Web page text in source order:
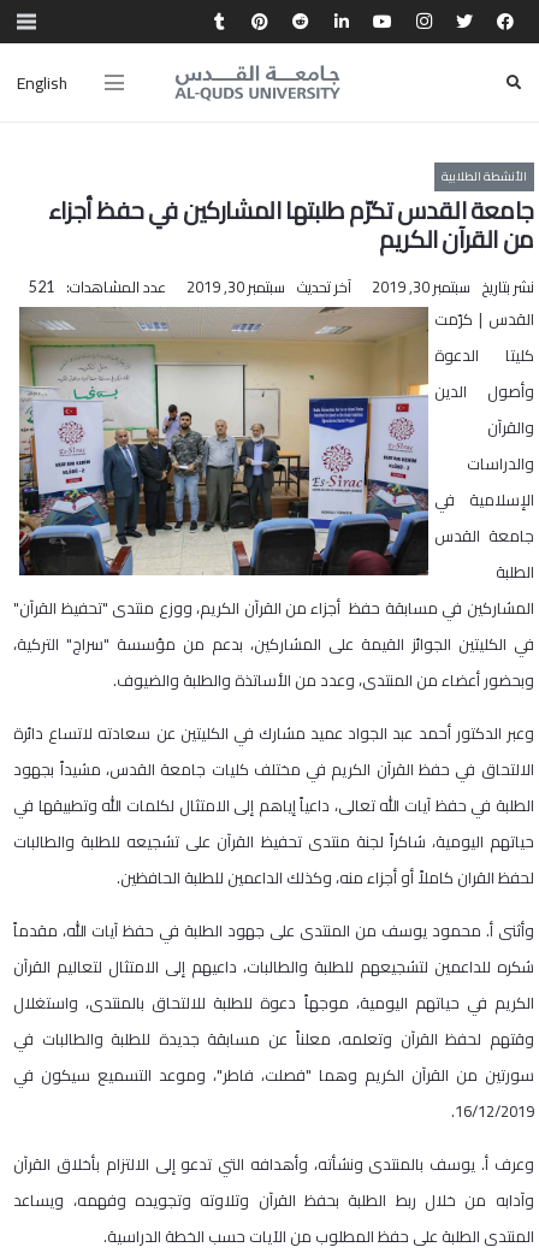
English
الأنشطة الطلابية
جامعة القدس تكرّم طلبتها المشاركين في حفظ أجزاء
من القرآن الكريم
نشر بتاريخ سبتمبر 30, 2019 آخر تحديث سبتمبر 30, 2019 عدد المشاهدات: 521
القدس | كرّمت
كليتا الدعوة
وأصول الدين
والقرآن
والدراسات
الإسلامية في
جامعة القدس
الطلبة
المشاركين في مسابقة حفظ أجزاء من القرآن الكريم، ووزع منتدى "تحفيظ القرآن"
في الكليتين الجوائز القيمة على المشاركين، بدعم من مؤسسة "سراج" التركية،
وبحضور أعضاء من المنتدى، وعدد من الأساتذة والطلبة والضيوف.
وعبر الدكتور أحمد عبد الجواد عميد مشارك في الكليتين عن سعادته لاتساع دائرة
الالتحاق في حفظ القرآن الكريم في مختلف كليات جامعة القدس، مشيداً بجهود
الطلبة في حفظ آيات الله تعالى، داعياً إياهم إلى الامتثال لكلمات الله وتطبيقها في
حياتهم اليومية، شاكراً لجنة منتدى تحفيظ القرآن على تشجيعه للطلبة والطالبات
لحفظ القران كاملاً أو أجزاء منه، وكذلك الداعمين للطلبة الحافظين.
وأثنى أ. محمود يوسف من المنتدى على جهود الطلبة في حفظ آيات الله، مقدماً
شكره للداعمين لتشجيعهم للطلبة والطالبات، داعيهم إلى الامتثال لتعاليم القرآن
الكريم في حياتهم اليومية، موجهاً دعوة للطلبة للالتحاق بالمنتدى، واستغلال
وقتهم لحفظ القرآن وتعلمه، معلناً عن مسابقة جديدة للطلبة والطالبات في
سورتين من القرآن الكريم وهما "فصلت، فاطر"، وموعد التسميع سيكون في
16/12/2019.
وعرف أ. يوسف بالمنتدى ونشأته، وأهدافه التي تدعو إلى الالتزام بأخلاق القرآن
وآدابه من خلال ربط الطلبة بحفظ القرآن وتلاوته وتجويده وفهمه، ويساعد
المنتدى الطلبة على حفظ المطلوب من الآيات حسب الخطة الدراسية.